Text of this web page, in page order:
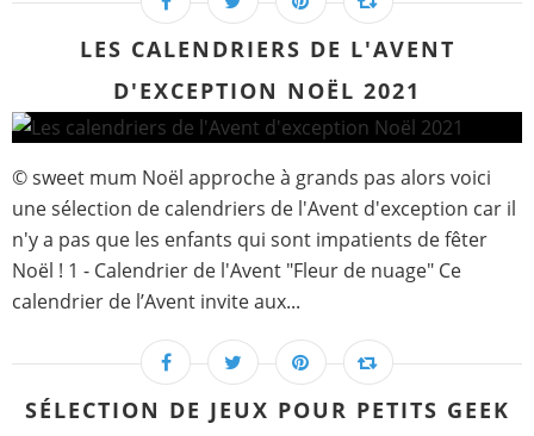
LES CALENDRIERS DE L'AVENT
D'EXCEPTION NOËL 2021
© sweet mum Noël approche à grands pas alors voici
une sélection de calendriers de l'Avent d'exception car il
n'y a pas que les enfants qui sont impatients de fêter
Noël ! 1 - Calendrier de l'Avent "Fleur de nuage" Ce
calendrier de l’Avent invite aux...
SÉLECTION DE JEUX POUR PETITS GEEK